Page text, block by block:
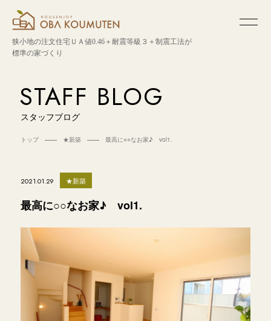
狭小地の注文住宅ＵＡ値0.46＋耐震等級３＋制震工法が
標準の家づくり
STAFF BLOG
スタッフブログ
トップ ★新築 最高に○○なお家♪ vol1.
2021.01.29 ★新築
最高に○○なお家♪ vol1.